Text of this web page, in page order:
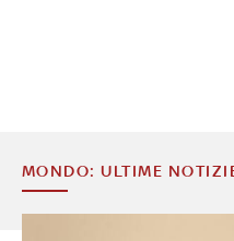
MONDO: ULTIME